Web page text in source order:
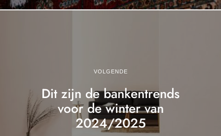
VOLGENDE
Dit zijn de bankentrends
voor de winter van
2024/2025